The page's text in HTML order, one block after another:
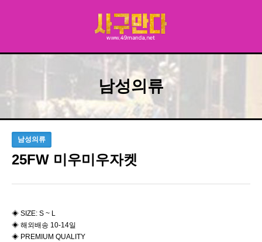
남성의류
남성의류
25FW 미우미우자켓
◈ SIZE: S ~ L
◈ 해외배송 10-14일
◈ PREMIUM QUALITY